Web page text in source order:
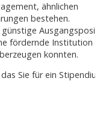
ähnlichen
bestehen.
günstige
fördernde Institution
konnten.
Sie für ein